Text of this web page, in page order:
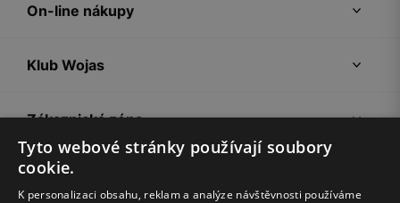
On-line nákupy
Klub Wojas
Zákaznická zóna
Společnost Wojas
Tyto webové stránky používají soubory
cookie.
K personalizaci obsahu, reklam a analýze návštěvnosti používáme